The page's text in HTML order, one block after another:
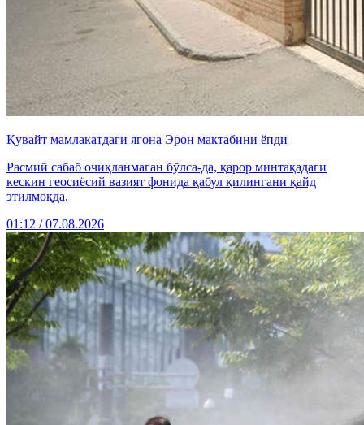
Қувайт мамлакатдаги ягона Эрон мактабини ёпди
Расмий сабаб очиқланмаган бўлса-да, қарор минтақадаги
кескин геосиёсий вазият фонида қабул қилингани қайд
этилмоқда.
01:12 / 07.08.2026